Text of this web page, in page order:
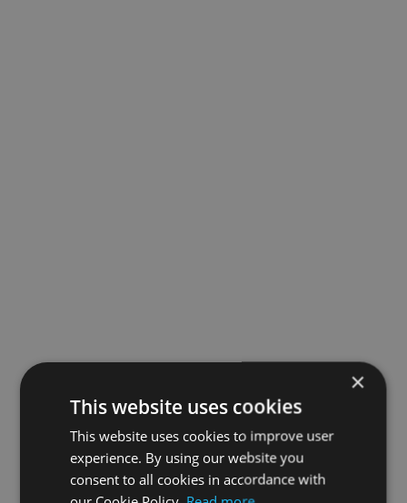
×
This website uses cookies
This website uses cookies to improve user
experience. By using our website you
consent to all cookies in accordance with